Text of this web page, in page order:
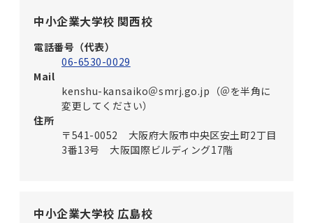
中小企業大学校 関西校
電話番号（代表）
06-6530-0029
Mail
kenshu-kansaiko＠smrj.go.jp（＠を半角に
変更してください）
住所
〒541-0052 大阪府大阪市中央区安土町2丁目
3番13号 大阪国際ビルディング17階
中小企業大学校 広島校